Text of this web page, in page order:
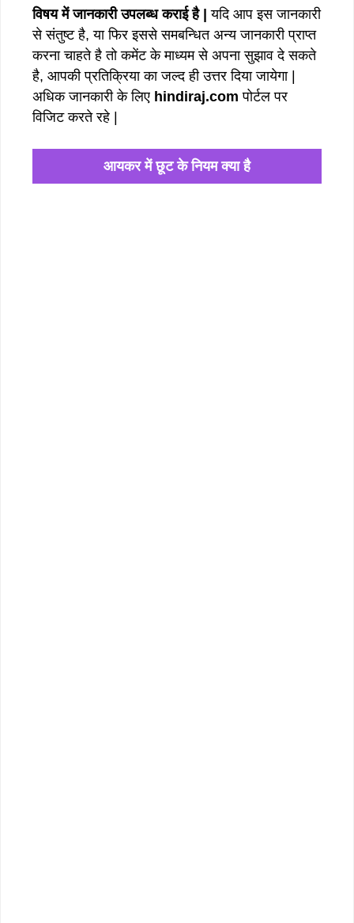
विषय में जानकारी उपलब्ध कराई है | यदि आप इस जानकारी
से संतुष्ट है, या फिर इससे समबन्धित अन्य जानकारी प्राप्त
करना चाहते है तो कमेंट के माध्यम से अपना सुझाव दे सकते
है, आपकी प्रतिक्रिया का जल्द ही उत्तर दिया जायेगा |
अधिक जानकारी के लिए hindiraj.com पोर्टल पर
विजिट करते रहे |
आयकर में छूट के नियम क्या है